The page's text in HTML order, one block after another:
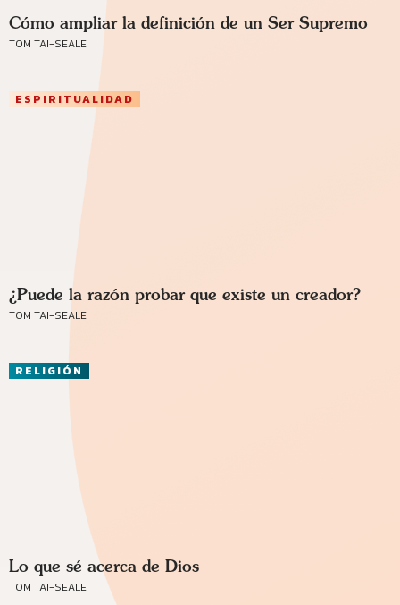
Cómo ampliar la definición de un Ser Supremo
TOM TAI-SEALE
ESPIRITUALIDAD
¿Puede la razón probar que existe un creador?
TOM TAI-SEALE
RELIGIÓN
Lo que sé acerca de Dios
TOM TAI-SEALE